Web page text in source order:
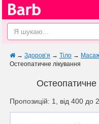
→ Здоров’я → Тіло →
Остеопатичне лікування
Остеопатичне
Пропозицій: 1, від 400 до